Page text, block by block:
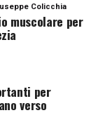
Colicchia
muscolare per
per
verso